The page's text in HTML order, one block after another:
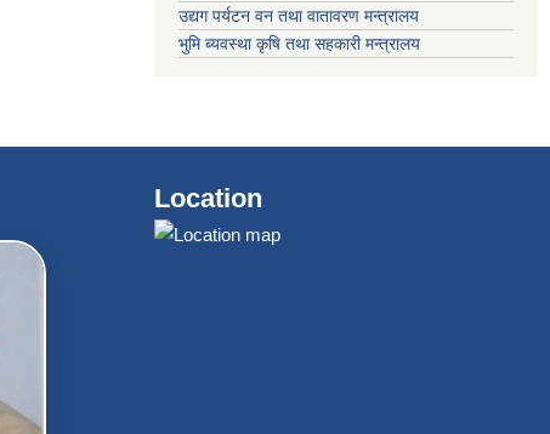
उद्यग पर्यटन वन तथा वातावरण मन्त्रालय
भुमि ब्यवस्था कृषि तथा सहकारी मन्त्रालय
Location